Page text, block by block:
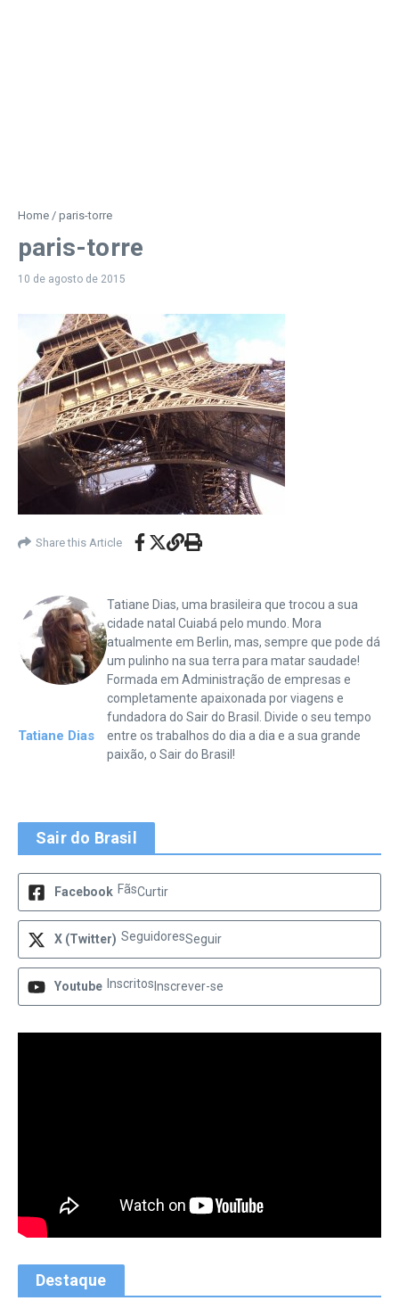
Home / paris-torre
paris-torre
10 de agosto de 2015
Share this Article
Tatiane Dias
Tatiane Dias, uma brasileira que trocou a sua
cidade natal Cuiabá pelo mundo. Mora
atualmente em Berlin, mas, sempre que pode dá
um pulinho na sua terra para matar saudade!
Formada em Administração de empresas e
completamente apaixonada por viagens e
fundadora do Sair do Brasil. Divide o seu tempo
entre os trabalhos do dia a dia e a sua grande
paixão, o Sair do Brasil!
Sair do Brasil
Facebook FãsCurtir
X (Twitter) SeguidoresSeguir
Youtube Inscritos Inscrever-se
Destaque